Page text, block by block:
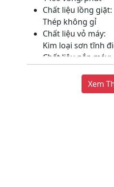
Khối lượng giặt:
10.5 Kg
Số người sử dụng:
Trên 7 người (Trên
Kiểu động cơ:
Truyền động gián
Tốc độ quay vắt
1400 vòng/phút
Xem